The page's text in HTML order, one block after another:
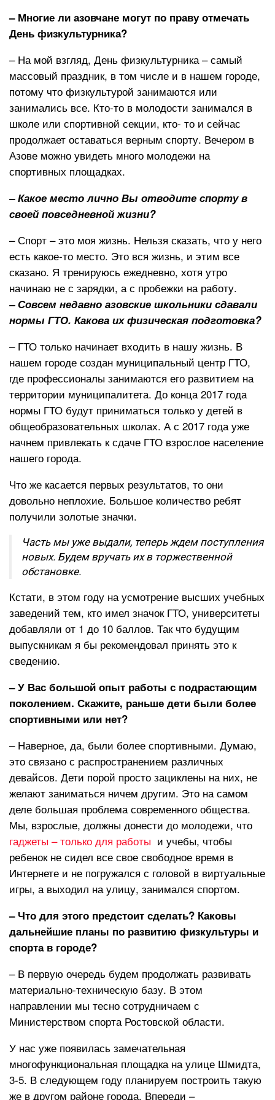
– Многие ли азовчане могут по праву отмечать
День физкультурника?
– На мой взгляд, День физкультурника – самый
массовый праздник, в том числе и в нашем городе,
потому что физкультурой занимаются или
занимались все. Кто-то в молодости занимался в
школе или спортивной секции, кто- то и сейчас
продолжает оставаться верным спорту. Вечером в
Азове можно увидеть много молодежи на
спортивных площадках.
– Какое место лично Вы отводите спорту в
своей повседневной жизни?
– Спорт – это моя жизнь. Нельзя сказать, что у него
есть какое-то место. Это вся жизнь, и этим все
сказано. Я тренируюсь ежедневно, хотя утро
начинаю не с зарядки, а с пробежки на работу.
– Совсем недавно азовские школьники сдавали
нормы ГТО. Какова их физическая подготовка?
– ГТО только начинает входить в нашу жизнь. В
нашем городе создан муниципальный центр ГТО,
где профессионалы занимаются его развитием на
территории муниципалитета. До конца 2017 года
нормы ГТО будут приниматься только у детей в
общеобразовательных школах. А с 2017 года уже
начнем привлекать к сдаче ГТО взрослое население
нашего города.
Что же касается первых результатов, то они
довольно неплохие. Большое количество ребят
получили золотые значки.
Часть мы уже выдали, теперь ждем поступления
новых. Будем вручать их в торжественной
обстановке.
Кстати, в этом году на усмотрение высших учебных
заведений тем, кто имел значок ГТО, университеты
добавляли от 1 до 10 баллов. Так что будущим
выпускникам я бы рекомендовал принять это к
сведению.
– У Вас большой опыт работы с подрастающим
поколением. Скажите, раньше дети были более
спортивными или нет?
– Наверное, да, были более спортивными. Думаю,
это связано с распространением различных
девайсов. Дети порой просто зациклены на них, не
желают заниматься ничем другим. Это на самом
деле большая проблема современного общества.
Мы, взрослые, должны донести до молодежи, что
гаджеты – только для работы и учебы, чтобы
ребенок не сидел все свое свободное время в
Интернете и не погружался с головой в виртуальные
игры, а выходил на улицу, занимался спортом.
– Что для этого предстоит сделать? Каковы
дальнейшие планы по развитию физкультуры и
спорта в городе?
– В первую очередь будем продолжать развивать
материально-техническую базу. В этом
направлении мы тесно сотрудничаем с
Министерством спорта Ростовской области.
У нас уже появилась замечательная
многофункциональная площадка на улице Шмидта,
3-5. В следующем году планируем построить такую
же в другом районе города. Впереди –